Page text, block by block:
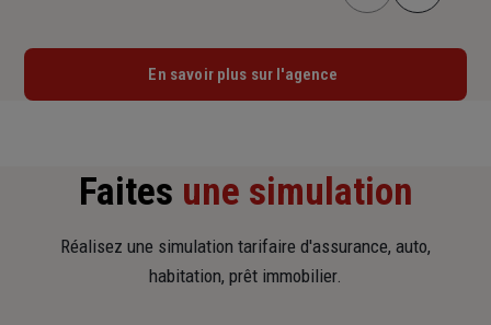
En savoir plus sur l'agence
Faites une simulation
Réalisez une simulation tarifaire d'assurance, auto,
habitation, prêt immobilier.